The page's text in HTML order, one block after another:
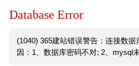
Database Error
(1040) 365建站错误警告：连接数据
因：1、数据库密码不对; 2、mysql未